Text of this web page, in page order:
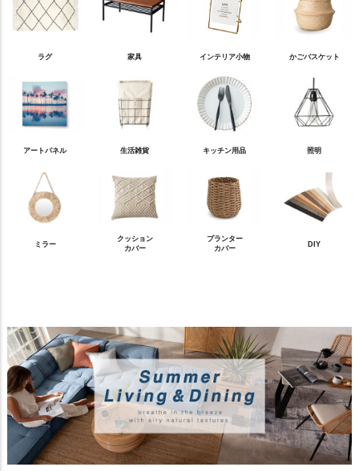
ラグ 家具 インテリア小物 かごバスケット
アートパネル 生活雑貨 キッチン用品 照明
ミラー
クッション
カバー
プランター
カバー
DIY